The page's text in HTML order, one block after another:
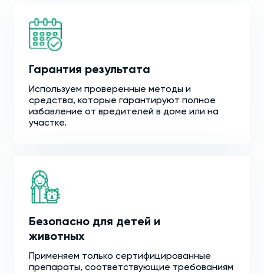
Гарантия результата
Используем проверенные методы и
средства, которые гарантируют полное
избавление от вредителей в доме или на
участке.
Безопасно для детей и
животных
Применяем только сертифицированные
препараты, соответствующие требованиям